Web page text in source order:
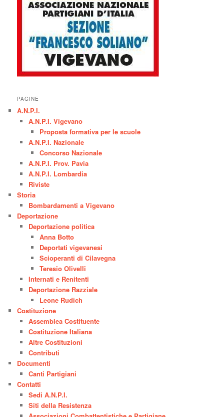
PAGINE
A.N.P.I.
A.N.P.I. Vigevano
Proposta formativa per le scuole
A.N.P.I. Nazionale
Concorso Nazionale
A.N.P.I. Prov. Pavia
A.N.P.I. Lombardia
Riviste
Storia
Bombardamenti a Vigevano
Deportazione
Deportazione politica
Anna Botto
Deportati vigevanesi
Scioperanti di Cilavegna
Teresio Olivelli
Internati e Renitenti
Deportazione Razziale
Leone Rudich
Costituzione
Assemblea Costituente
Costituzione Italiana
Altre Costituzioni
Contributi
Documenti
Canti Partigiani
Contatti
Sedi A.N.P.I.
Siti della Resistenza